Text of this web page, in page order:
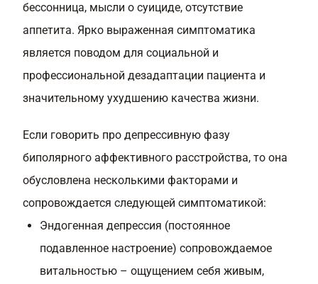
бессонница, мысли о суициде, отсутствие
аппетита. Ярко выраженная симптоматика
является поводом для социальной и
профессиональной дезадаптации пациента и
значительному ухудшению качества жизни.
Если говорить про депрессивную фазу
биполярного аффективного расстройства, то она
обусловлена несколькими факторами и
сопровождается следующей симптоматикой:
Эндогенная депрессия (постоянное
подавленное настроение) сопровождаемое
витальностью – ощущением себя живым,